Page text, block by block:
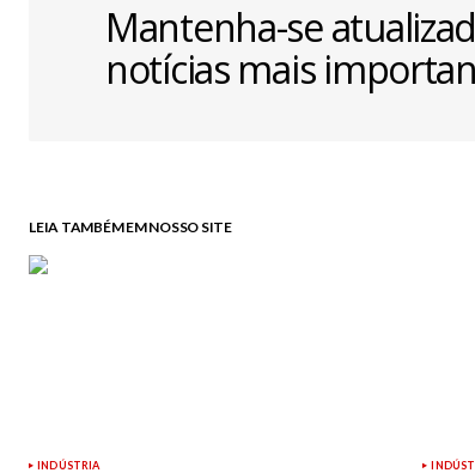
Mantenha-se
notícias mais
LEIA TAMBÉM EM NOSSO SITE
INDÚSTRIA